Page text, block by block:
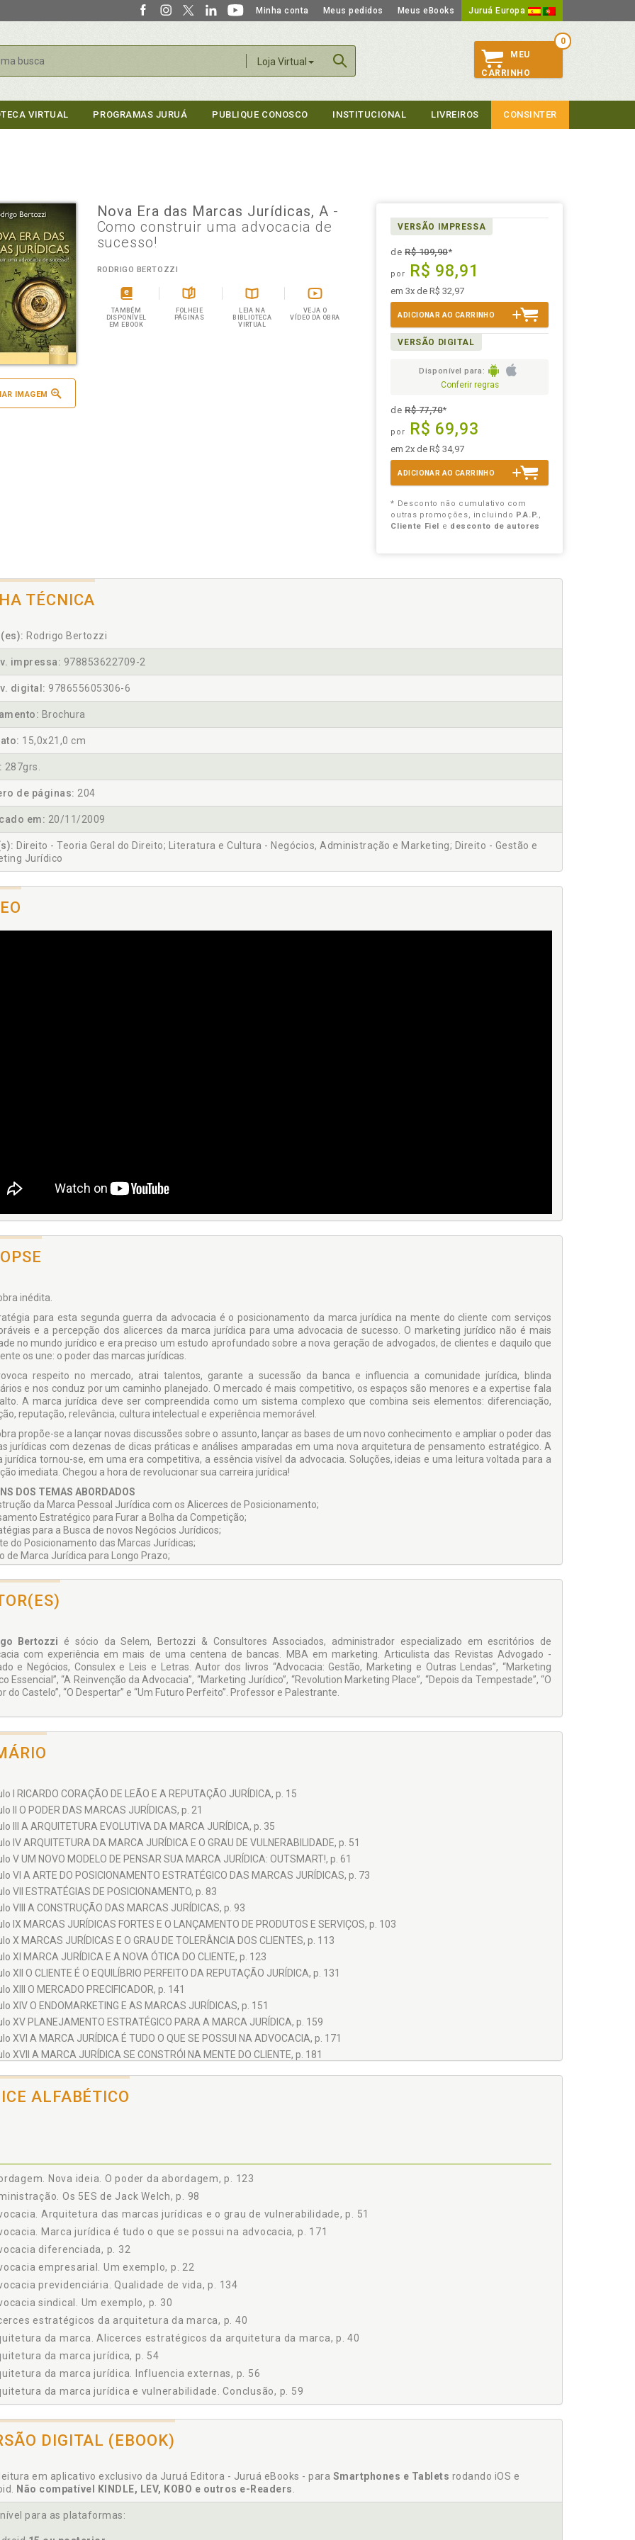
Minha conta Meus pedidos Meus eBooks Juruá Europa
Loja Virtual
0
MEU
CARRINHO
VIRTUAL PROGRAMAS JURUÁ PUBLIQUE CONOSCO INSTITUCIONAL LIVREIROS CONSINTER
IMAGEM
Nova Era das Marcas Jurídicas, A -
Como construir uma advocacia de
sucesso!
RODRIGO BERTOZZI
TAMBÉM
DISPONÍVEL
EM EBOOK
FOLHEIE
PÁGINAS
LEIA NA
BIBLIOTECA
VIRTUAL
VEJA O
VÍDEO DA OBRA
VERSÃO IMPRESSA
deR$ 109,90*
por R$ 98,91
em 3x de R$ 32,97
ADICIONAR AO CARRINHO
VERSÃO DIGITAL
Disponível para:
Conferir regras
deR$ 77,70*
por R$ 69,93
em 2x de R$ 34,97
ADICIONAR AO CARRINHO
* Desconto não cumulativo com
outras promoções, incluindo P.A.P.,
Cliente Fiel
e desconto de autores
TÉCNICA
Rodrigo Bertozzi
impressa: 978853622709-2
digital: 978655605306-6
Brochura
15,0x21,0 cm
287grs.
de páginas: 204
em: 20/11/2009
Direito - Teoria Geral do Direito; Literatura e Cultura - Negócios, Administração e Marketing; Direito - Gestão e
Jurídico
inédita.
para esta segunda guerra da advocacia é o posicionamento da marca jurídica na mente do cliente com serviços
e a percepção dos alicerces da marca jurídica para uma advocacia de sucesso. O marketing jurídico não é mais
no mundo jurídico e era preciso um estudo aprofundado sobre a nova geração de advogados, de clientes e daquilo que
os une: o poder das marcas jurídicas.
respeito no mercado, atrai talentos, garante a sucessão da banca e influencia a comunidade jurídica, blinda
e nos conduz por um caminho planejado. O mercado é mais competitivo, os espaços são menores e a expertise fala
A marca jurídica deve ser compreendida como um sistema complexo que combina seis elementos: diferenciação,
reputação, relevância, cultura intelectual e experiência memorável.
propõe-se a lançar novas discussões sobre o assunto, lançar as bases de um novo conhecimento e ampliar o poder das
jurídicas com dezenas de dicas práticas e análises amparadas em uma nova arquitetura de pensamento estratégico. A
jurídica tornou-se, em uma era competitiva, a essência visível da advocacia. Soluções, ideias e uma leitura voltada para a
imediata. Chegou a hora de revolucionar sua carreira jurídica!
DOS TEMAS ABORDADOS
da Marca Pessoal Jurídica com os Alicerces de Posicionamento;
Estratégico para Furar a Bolha da Competição;
para a Busca de novos Negócios Jurídicos;
do Posicionamento das Marcas Jurídicas;
de Marca Jurídica para Longo Prazo;
Lançar Produtos e Serviços Jurídicos Inovadores;
jurídica e o Grau de Tolerância dos Clientes;
jurídico e a Motivação das Equipes;
das Marcas Jurídicas de Sucesso;
Bertozzi é sócio da Selem, Bertozzi & Consultores Associados, administrador especializado em escritórios de
com experiência em mais de uma centena de bancas. MBA em marketing. Articulista das Revistas Advogado -
e Negócios, Consulex e Leis e Letras. Autor dos livros “Advocacia: Gestão, Marketing e Outras Lendas”, “Marketing
Essencial”, “A Reinvenção da Advocacia”, “Marketing Jurídico”, “Revolution Marketing Place”, “Depois da Tempestade”, “O
do Castelo”, “O Despertar” e “Um Futuro Perfeito”. Professor e Palestrante.
I RICARDO CORAÇÃO DE LEÃO E A REPUTAÇÃO JURÍDICA, p. 15
II O PODER DAS MARCAS JURÍDICAS, p. 21
III A ARQUITETURA EVOLUTIVA DA MARCA JURÍDICA, p. 35
IV ARQUITETURA DA MARCA JURÍDICA E O GRAU DE VULNERABILIDADE, p. 51
V UM NOVO MODELO DE PENSAR SUA MARCA JURÍDICA: OUTSMART!, p. 61
VI A ARTE DO POSICIONAMENTO ESTRATÉGICO DAS MARCAS JURÍDICAS, p. 73
VII ESTRATÉGIAS DE POSICIONAMENTO, p. 83
VIII A CONSTRUÇÃO DAS MARCAS JURÍDICAS, p. 93
IX MARCAS JURÍDICAS FORTES E O LANÇAMENTO DE PRODUTOS E SERVIÇOS, p. 103
X MARCAS JURÍDICAS E O GRAU DE TOLERÂNCIA DOS CLIENTES, p. 113
XI MARCA JURÍDICA E A NOVA ÓTICA DO CLIENTE, p. 123
XII O CLIENTE É O EQUILÍBRIO PERFEITO DA REPUTAÇÃO JURÍDICA, p. 131
XIII O MERCADO PRECIFICADOR, p. 141
XIV O ENDOMARKETING E AS MARCAS JURÍDICAS, p. 151
XV PLANEJAMENTO ESTRATÉGICO PARA A MARCA JURÍDICA, p. 159
XVI A MARCA JURÍDICA É TUDO O QUE SE POSSUI NA ADVOCACIA, p. 171
XVII A MARCA JURÍDICA SE CONSTRÓI NA MENTE DO CLIENTE, p. 181
ALFABÉTICO
Nova ideia. O poder da abordagem, p. 123
Os 5ES de Jack Welch, p. 98
Arquitetura das marcas jurídicas e o grau de vulnerabilidade, p. 51
Marca jurídica é tudo o que se possui na advocacia, p. 171
diferenciada, p. 32
empresarial. Um exemplo, p. 22
previdenciária. Qualidade de vida, p. 134
sindical. Um exemplo, p. 30
estratégicos da arquitetura da marca, p. 40
da marca. Alicerces estratégicos da arquitetura da marca, p. 40
da marca jurídica, p. 54
da marca jurídica. Influencia externas, p. 56
da marca jurídica e vulnerabilidade. Conclusão, p. 59
das marcas jurídicas e o grau de vulnerabilidade, p. 51
mestra da marca jurídica, p. 39
do posicionamento estratégico das marcas jurídicas, p. 73
do posicionamento estratégico das marcas jurídicas. Conclusão, p. 81
DIGITAL (EBOOK)
em aplicativo exclusivo da Juruá Editora - Juruá eBooks - para Smartphones e Tablets rodando iOS e
Não compatível KINDLE, LEV, KOBO e outros e-Readers.
para as plataformas: